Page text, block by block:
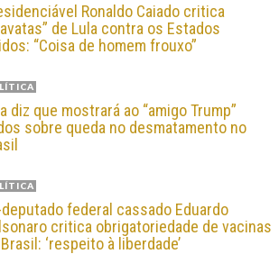
Ronaldo Caiado critica
de Lula contra os Estados
“Coisa de homem frouxo”
diz que mostrará ao “amigo Trump”
sobre queda no desmatamento no
deputado federal cassado Eduardo
critica obrigatoriedade de vacinas
‘respeito à liberdade’